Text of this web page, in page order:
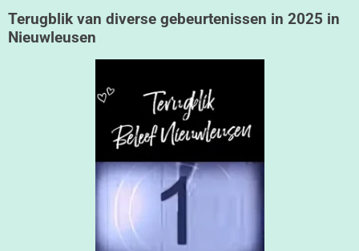
Terugblik van diverse gebeurtenissen in 2025 in
Nieuwleusen